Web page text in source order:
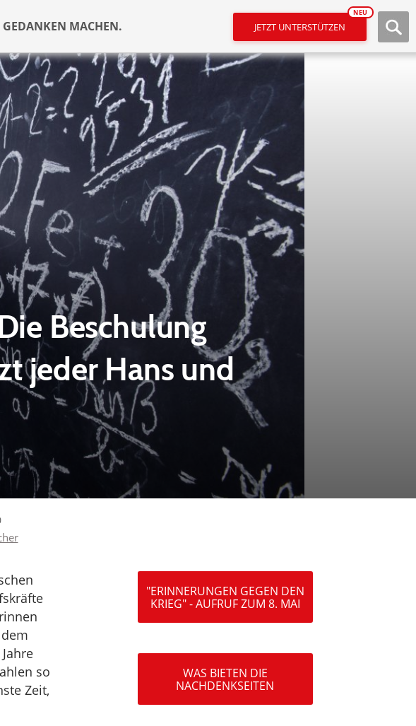
GEDANKEN MACHEN. JETZT UNTERSTÜTZEN
NEU
Beschulung
jeder Hans und
so
Zeit,
"ERINNERUNGEN GEGEN DEN
KRIEG" - AUFRUF ZUM 8. MAI
WAS BIETEN DIE
NACHDENKSEITEN